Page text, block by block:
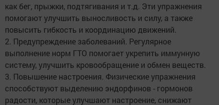
как бег, прыжки, подтягивания и т.д. Эти упражнения
помогают улучшить выносливость и силу, а также
повысить гибкость и координацию движений.
2. Предупреждение заболеваний. Регулярное
выполнение норм ГТО помогает укрепить иммунную
систему, улучшить кровообращение и обмен веществ.
3. Повышение настроения. Физические упражнения
способствуют выделению эндорфинов - гормонов
радости, которые улучшают настроение, снижают